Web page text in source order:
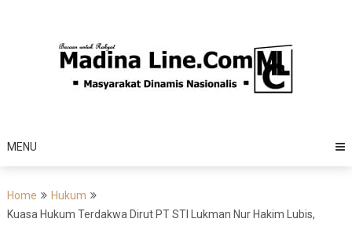
MENU
Home
Hukum
Kuasa Hukum Terdakwa Dirut PT STI Lukman Nur Hakim Lubis,